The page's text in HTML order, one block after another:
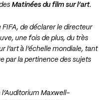
Matinées du film sur l’art.
de déclarer le directeur
une fois de plus, du très
l’art à l’échelle mondiale, tant
par la pertinence des sujets
Maxwell-